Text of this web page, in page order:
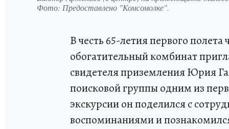
Фото: Предоставлено "Комсомолке".
В честь 65-летия первого
обогатительный комбинат
свидетеля приземления Юрия
поисковой группы одним из
экскурсии он поделился с
воспоминаниями и